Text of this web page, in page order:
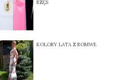
RZĘS
KOLORY LATA Z ROMWE